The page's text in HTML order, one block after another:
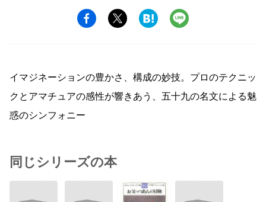
イマジネーションの豊かさ、構成の妙技。プロのテクニッ
クとアマチュアの感性が響きあう、五十九の名文による魅
惑のシンフォニー
同じシリーズの本